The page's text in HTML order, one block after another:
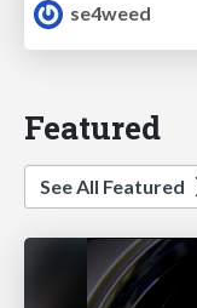
se4weed
Featured
See All Featured